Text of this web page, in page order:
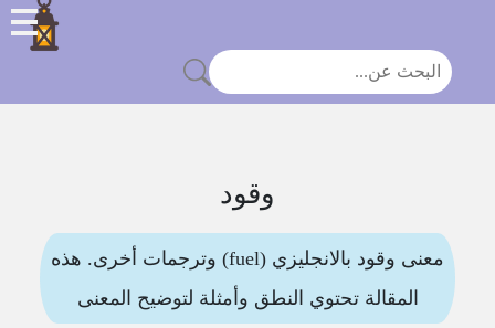
وقود
معنى وقود بالانجليزي (fuel) وترجمات أخرى. هذه
المقالة تحتوي النطق وأمثلة لتوضيح المعنى